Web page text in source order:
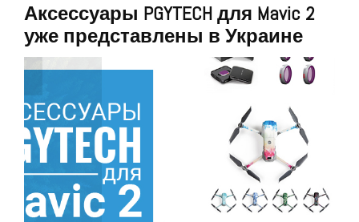
Аксессуары PGYTECH для Mavic 2
уже представлены в Украине